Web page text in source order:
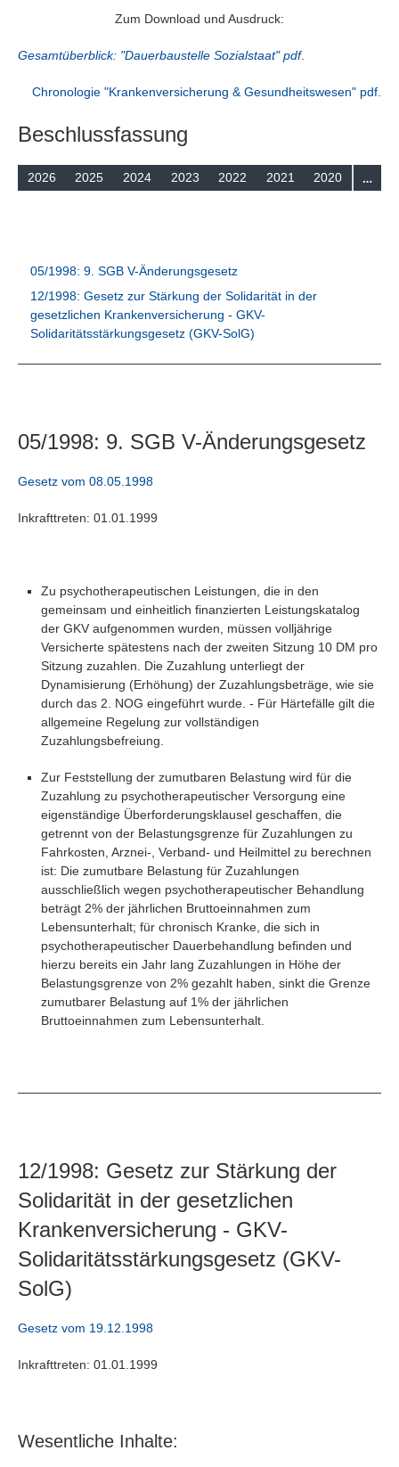
Suchen
Zum Download und Ausdruck:
Gesamtüberblick: "Dauerbaustelle Sozialstaat" pdf.
Chronologie "Krankenversicherung & Gesundheitswesen" pdf.
Beschlussfassung
2026 2025 2024 2023 2022 2021 2020 …
05/1998: 9. SGB V-Änderungsgesetz
12/1998: Gesetz zur Stärkung der Solidarität in der
gesetzlichen Krankenversicherung - GKV-
Solidaritätsstärkungsgesetz (GKV-SolG)
05/1998: 9. SGB V-Änderungsgesetz
Gesetz vom 08.05.1998
Inkrafttreten: 01.01.1999
Zu psychotherapeutischen Leistungen, die in den
gemeinsam und einheitlich finanzierten Leistungskatalog
der GKV aufgenommen wurden, müssen volljährige
Versicherte spätestens nach der zweiten Sitzung 10 DM pro
Sitzung zuzahlen. Die Zuzahlung unterliegt der
Dynamisierung (Erhöhung) der Zuzahlungsbeträge, wie sie
durch das 2. NOG eingeführt wurde. - Für Härtefälle gilt die
allgemeine Regelung zur vollständigen
Zuzahlungsbefreiung.
Zur Feststellung der zumutbaren Belastung wird für die
Zuzahlung zu psychotherapeutischer Versorgung eine
eigenständige Überforderungsklausel geschaffen, die
getrennt von der Belastungsgrenze für Zuzahlungen zu
Fahrkosten, Arznei-, Verband- und Heilmittel zu berechnen
ist: Die zumutbare Belastung für Zuzahlungen
ausschließlich wegen psychotherapeutischer Behandlung
beträgt 2% der jährlichen Bruttoeinnahmen zum
Lebensunterhalt; für chronisch Kranke, die sich in
psychotherapeutischer Dauerbehandlung befinden und
hierzu bereits ein Jahr lang Zuzahlungen in Höhe der
Belastungsgrenze von 2% gezahlt haben, sinkt die Grenze
zumutbarer Belastung auf 1% der jährlichen
Bruttoeinnahmen zum Lebensunterhalt.
12/1998: Gesetz zur Stärkung der
Solidarität in der gesetzlichen
Krankenversicherung - GKV-
Solidaritätsstärkungsgesetz (GKV-
SolG)
Gesetz vom 19.12.1998
Inkrafttreten: 01.01.1999
Wesentliche Inhalte: